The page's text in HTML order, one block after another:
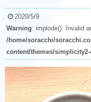
2020/5/9
Warning: implode(): Invalid
/home/soracchi/
content/themes/